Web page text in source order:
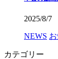
2025/8/7
NEWS
カテゴリー